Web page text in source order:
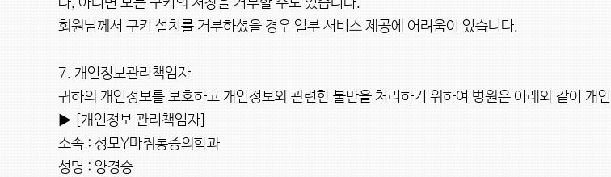
회원님께서 쿠키 설치를 거부하셨을 경우 일부 서비스 제공에 어려움이 있습니다.
7. 개인정보관리책임자
귀하의 개인정보를 보호하고 개인정보와 관련한 불만을 처리하기 위하여 병원은 아래와 같이 개
▶ [개인정보 관리책임자]
소속 : 성모Y마취통증의학과
성명 : 양경승